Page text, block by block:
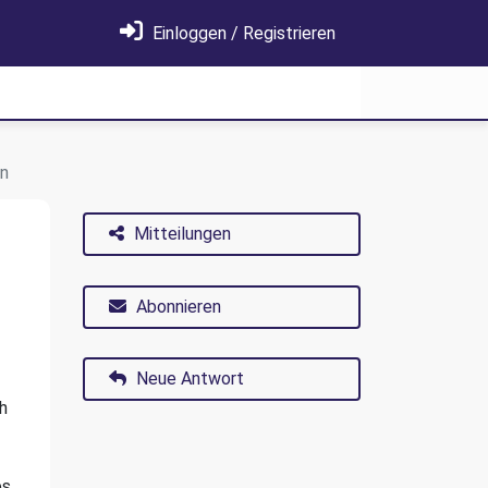
Einloggen / Registrieren
Mitteilungen
Abonnieren
Neue Antwort